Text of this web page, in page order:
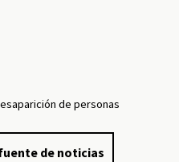
de personas
de noticias